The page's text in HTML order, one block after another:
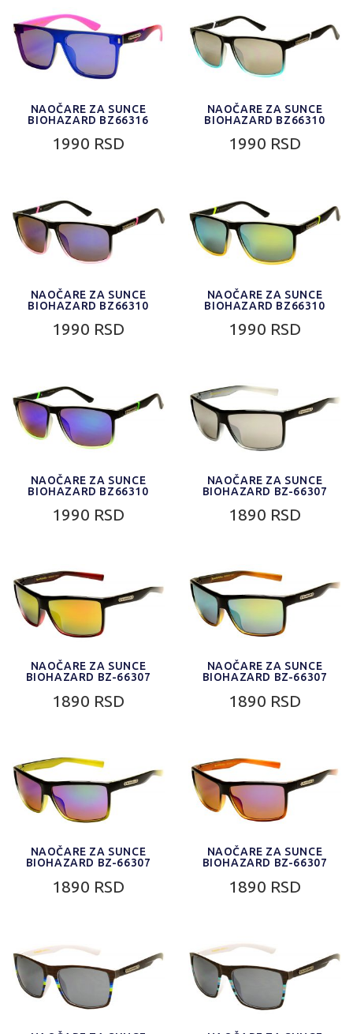
NAOČARE ZA SUNCE
BIOHAZARD BZ66316
1990 RSD
NAOČARE ZA SUNCE
BIOHAZARD BZ66310
1990 RSD
NAOČARE ZA SUNCE
BIOHAZARD BZ66310
1990 RSD
NAOČARE ZA SUNCE
BIOHAZARD BZ66310
1990 RSD
NAOČARE ZA SUNCE
BIOHAZARD BZ66310
1990 RSD
NAOČARE ZA SUNCE
BIOHAZARD BZ-66307
1890 RSD
NAOČARE ZA SUNCE
BIOHAZARD BZ-66307
1890 RSD
NAOČARE ZA SUNCE
BIOHAZARD BZ-66307
1890 RSD
NAOČARE ZA SUNCE
BIOHAZARD BZ-66307
1890 RSD
NAOČARE ZA SUNCE
BIOHAZARD BZ-66307
1890 RSD